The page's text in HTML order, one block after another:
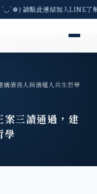
請點此連結加入LINE
構債務人與債權人共生哲學
案三讀通過，建
學